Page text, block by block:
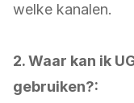
welke kanalen.
2. Waar kan ik
gebruiken?: